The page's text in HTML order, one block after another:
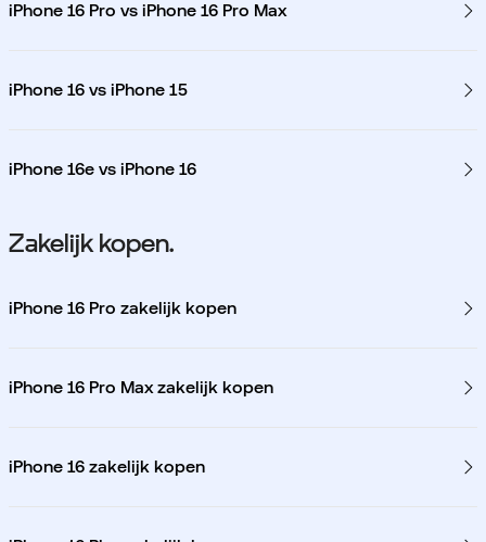
iPhone 16 Pro vs iPhone 16 Pro Max
iPhone 16 vs iPhone 15
iPhone 16e vs iPhone 16
Zakelijk kopen.
iPhone 16 Pro zakelijk kopen
iPhone 16 Pro Max zakelijk kopen
iPhone 16 zakelijk kopen